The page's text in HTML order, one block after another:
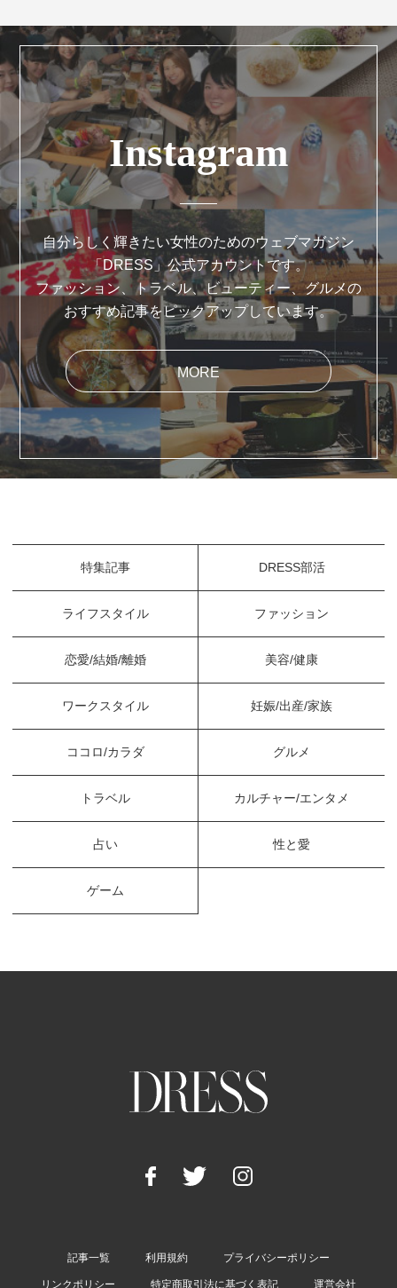
Instagram
自分らしく輝きたい女性のためのウェブマガジン
「DRESS」公式アカウントです。
ファッション、トラベル、ビューティー、グルメの
おすすめ記事をピックアップしています。
MORE
特集記事 DRESS部活
ライフスタイル ファッション
恋愛/結婚/離婚 美容/健康
ワークスタイル 妊娠/出産/家族
ココロ/カラダ グルメ
トラベル カルチャー/エンタメ
占い 性と愛
ゲーム
記事一覧 利用規約 プライバシーポリシー
リンクポリシー 特定商取引法に基づく表記 運営会社